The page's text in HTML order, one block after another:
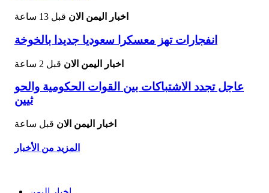
اخبار اليمن الان قبل 13 ساعة
انفجارات تهز معسكرا سعوديا جديدا بالخوخة
اخبار اليمن الان قبل 2 ساعة
عاجل تجدد الاشتباكات بين القوات الحكومية والحو
ثيين
اخبار اليمن الان قبل ساعة
المزيد من الأخبار